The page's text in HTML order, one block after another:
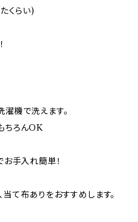
くらい)
機で洗えます。
ちろんOK
お手入れ簡単！
て布ありをおすすめします。